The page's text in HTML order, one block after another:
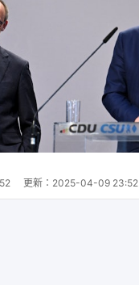
更新： 2025-04-09 23:52